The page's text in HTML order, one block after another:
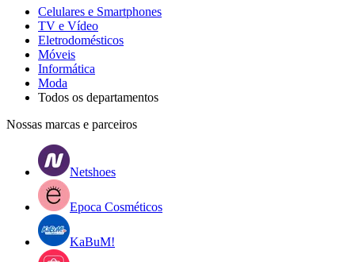
Celulares e Smartphones
TV e Vídeo
Eletrodomésticos
Móveis
Informática
Moda
Todos os departamentos
Nossas marcas e parceiros
Netshoes
Epoca Cosméticos
KaBuM!